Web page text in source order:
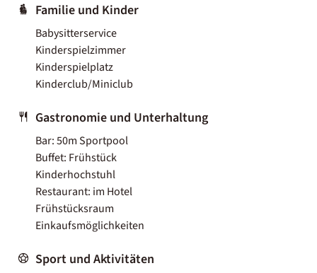
Familie und Kinder
Babysitterservice
Kinderspielzimmer
Kinderspielplatz
Kinderclub/Miniclub
Gastronomie und Unterhaltung
Bar: 50m Sportpool
Buffet: Frühstück
Kinderhochstuhl
Restaurant: im Hotel
Frühstücksraum
Einkaufsmöglichkeiten
Sport und Aktivitäten